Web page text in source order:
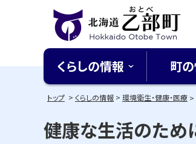
北海道乙部町
Hokkaido Otobe Town
くらしの情報 町
トップ くらしの情報 環境衛生・健康・医療
健康な生活のため